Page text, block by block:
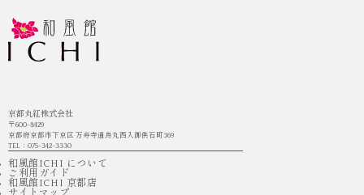
京都丸紅株式会社
〒600-8429
京都府京都市下京区 万寿寺通烏丸西入御供石町369
TEL：075-342-3330
和風館ICHI について
ご利用ガイド
和風館ICHI 京都店